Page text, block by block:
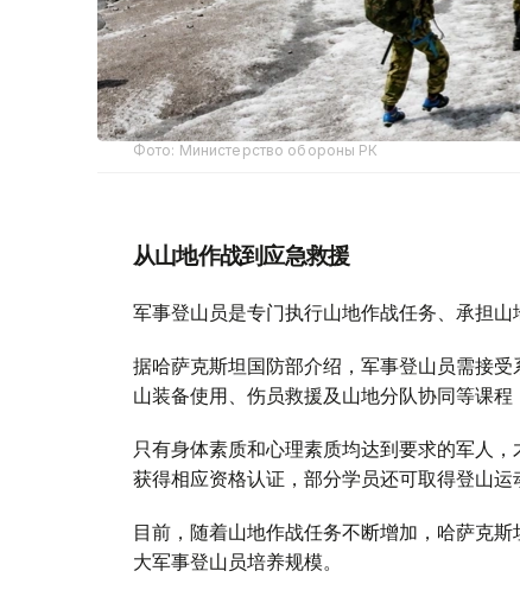
Фото: Министерство обороны РК
从山地作战到应急救援
军事登山员是专门执行山地作战任务、承担山
据哈萨克斯坦国防部介绍，军事登山员需接
山装备使用、伤员救援及山地分队协同等课程
只有身体素质和心理素质均达到要求的军人
获得相应资格认证，部分学员还可取得登山运
目前，随着山地作战任务不断增加，哈萨克
大军事登山员培养规模。